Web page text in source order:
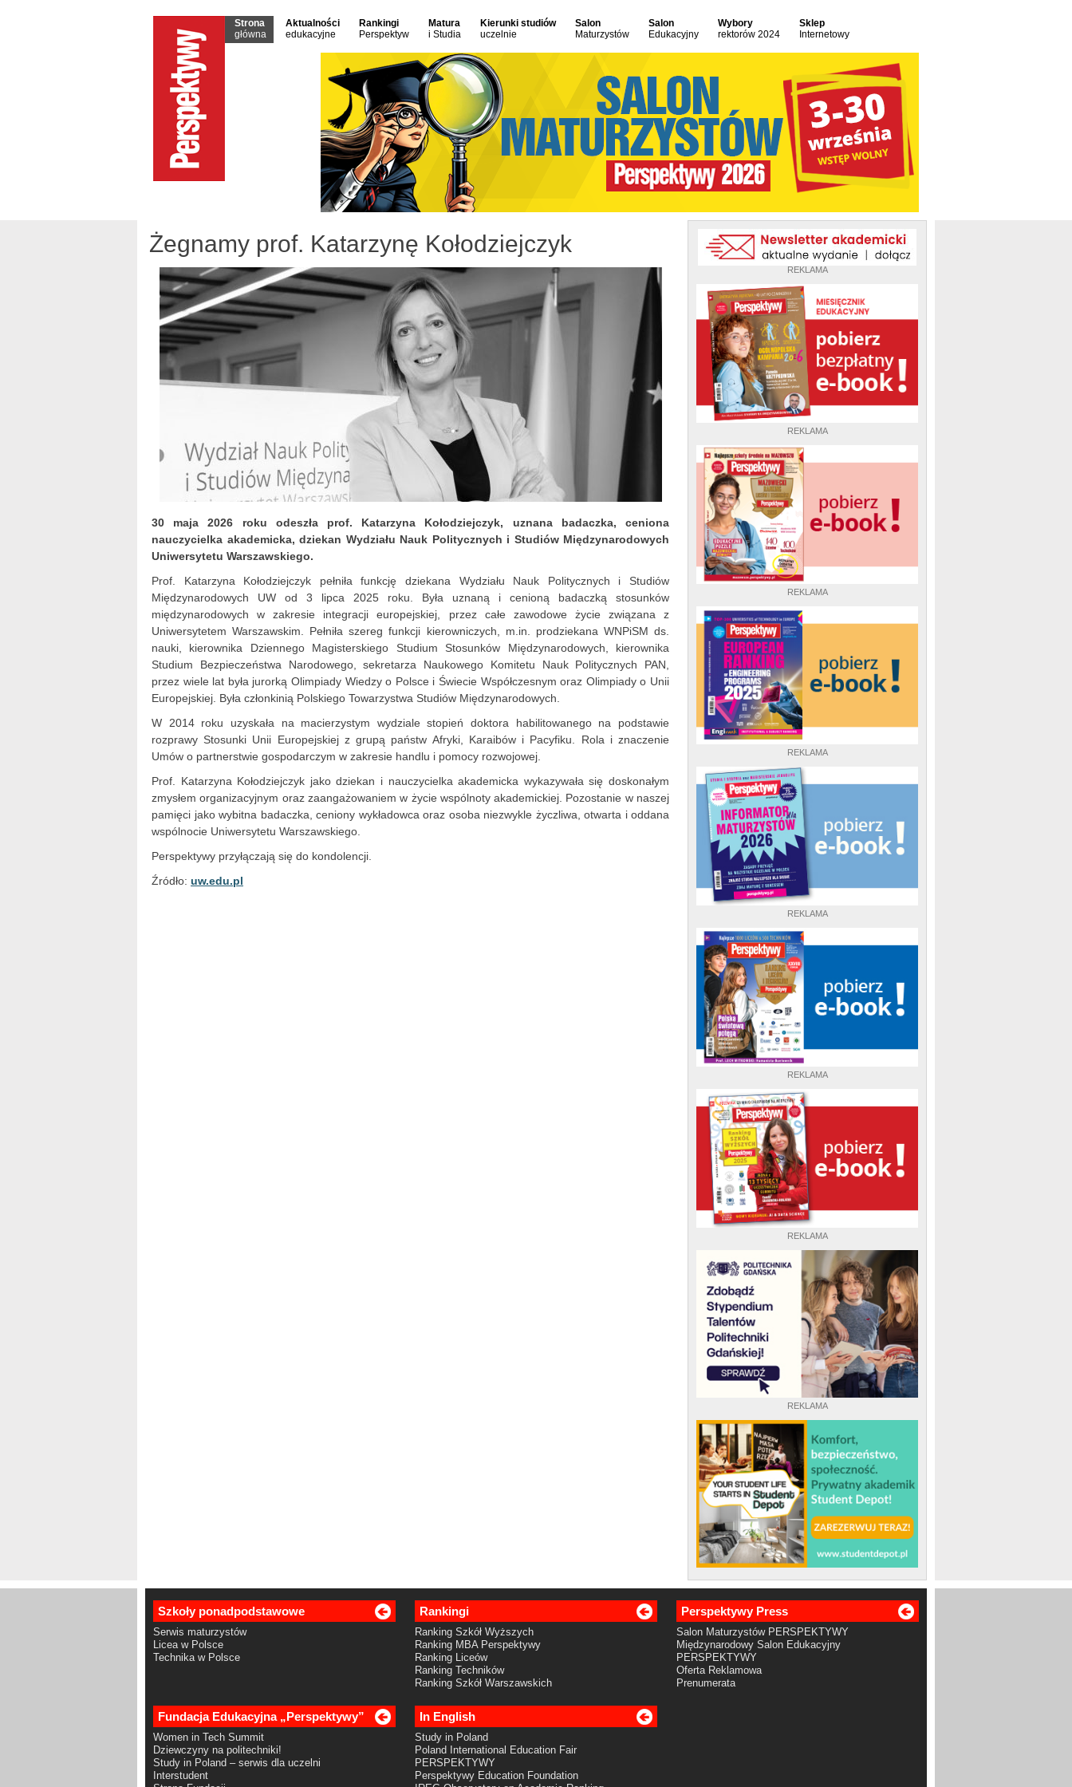
Strona
główna
Aktualności
edukacyjne
Rankingi
Perspektyw
Matura
i Studia
Kierunki studiów
uczelnie
Salon
Maturzystów
Salon
Edukacyjny
Wybory
rektorów 2024
Sklep
Internetowy
REKLAMA
REKLAMA
REKLAMA
REKLAMA
REKLAMA
REKLAMA
REKLAMA
REKLAMA
Żegnamy prof. Katarzynę Kołodziejczyk
30 maja 2026 roku odeszła prof. Katarzyna Kołodziejczyk, uznana badaczka, ceniona
nauczycielka akademicka, dziekan Wydziału Nauk Politycznych i Studiów Międzynarodowych
Uniwersytetu Warszawskiego.
Prof. Katarzyna Kołodziejczyk pełniła funkcję dziekana Wydziału Nauk Politycznych i Studiów
Międzynarodowych UW od 3 lipca 2025 roku. Była uznaną i cenioną badaczką stosunków
międzynarodowych w zakresie integracji europejskiej, przez całe zawodowe życie związana z
Uniwersytetem Warszawskim. Pełniła szereg funkcji kierowniczych, m.in. prodziekana WNPiSM ds.
nauki, kierownika Dziennego Magisterskiego Studium Stosunków Międzynarodowych, kierownika
Studium Bezpieczeństwa Narodowego, sekretarza Naukowego Komitetu Nauk Politycznych PAN,
przez wiele lat była jurorką Olimpiady Wiedzy o Polsce i Świecie Współczesnym oraz Olimpiady o Unii
Europejskiej. Była członkinią Polskiego Towarzystwa Studiów Międzynarodowych.
W 2014 roku uzyskała na macierzystym wydziale stopień doktora habilitowanego na podstawie
rozprawy Stosunki Unii Europejskiej z grupą państw Afryki, Karaibów i Pacyfiku. Rola i znaczenie
Umów o partnerstwie gospodarczym w zakresie handlu i pomocy rozwojowej.
Prof. Katarzyna Kołodziejczyk jako dziekan i nauczycielka akademicka wykazywała się doskonałym
zmysłem organizacyjnym oraz zaangażowaniem w życie wspólnoty akademickiej. Pozostanie w naszej
pamięci jako wybitna badaczka, ceniony wykładowca oraz osoba niezwykle życzliwa, otwarta i oddana
wspólnocie Uniwersytetu Warszawskiego.
Perspektywy przyłączają się do kondolencji.
Źródło: uw.edu.pl
Szkoły ponadpodstawowe
Serwis maturzystów
Licea w Polsce
Technika w Polsce
Rankingi
Ranking Szkół Wyższych
Ranking MBA Perspektywy
Ranking Liceów
Ranking Techników
Ranking Szkół Warszawskich
Perspektywy Press
Salon Maturzystów PERSPEKTYWY
Międzynarodowy Salon Edukacyjny
PERSPEKTYWY
Oferta Reklamowa
Prenumerata
Fundacja Edukacyjna „Perspektywy”
Women in Tech Summit
Dziewczyny na politechniki!
Study in Poland – serwis dla uczelni
Interstudent
In English
Study in Poland
Poland International Education Fair
PERSPEKTYWY
Perspektywy Education Foundation